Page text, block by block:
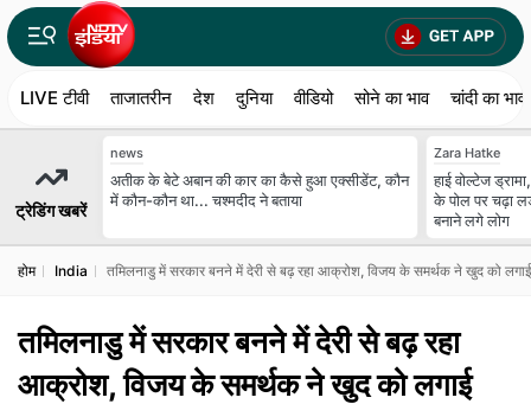
LIVE टीवी ताजातरीन देश दुनिया वीडियो सोने का भाव चांदी का भाव
ट्रेडिंग खबरें
news
अतीक के बेटे अबान की कार का कैसे हुआ एक्‍सीडेंट, कौन
में कौन-कौन था... चश्‍मदीद ने बताया
Zara Hatke
हाई वोल्टेज
के पोल पर चढ़ा
बनाने लगे लोग
होम India तमिलनाडु में सरकार बनने में देरी से बढ़ रहा आक्रोश, विजय के समर्थक ने खुद को लगाई
तमिलनाडु में सरकार बनने में देरी से बढ़ रहा
आक्रोश, विजय के समर्थक ने खुद को लगाई